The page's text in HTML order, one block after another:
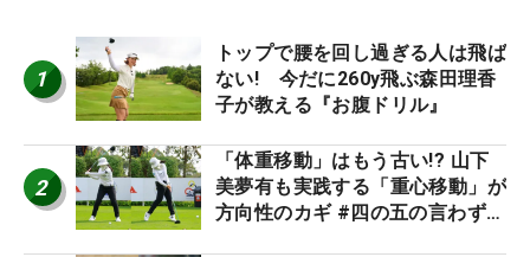
1
トップで腰を回し過ぎる人は飛ば
ない! 今だに260y飛ぶ森田理香
子が教える『お腹ドリル』
2
「体重移動」はもう古い!? 山下
美夢有も実践する「重心移動」が
方向性のカギ #四の五の言わず振